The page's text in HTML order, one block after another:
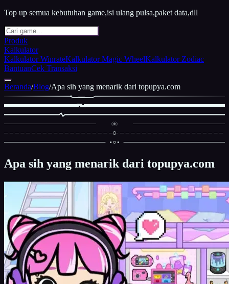
Top up semua kebutuhan game,isi ulang pulsa,paket data,dll
Produk
Kalkulator
Kalkulator WinrateKalkulator Magic WheelKalkulator Zodiac
BantuanCek Transaksi
Beranda/Blog/Apa sih yang menarik dari topupya.com
Apa sih yang menarik dari topupya.com